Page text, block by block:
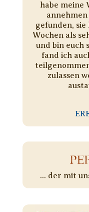
habe meine
gefunden, sie
Wochen als
und bin euch
fand ich
zulassen
... der mit